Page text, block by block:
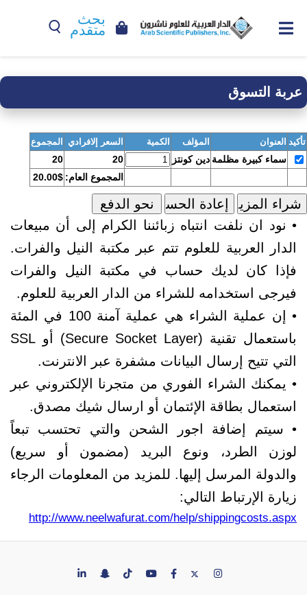
بحث
متقدم
عربة التسوق
تأكيد العنوان المؤلف الكمية السعر إلافرادي المجموع
سماء كبيرة مظلمة دين كونتز 20
20
المجموع العام: 20.00$
• نود ان نلفت انتباه زبائننا الكرام إلى أن مبيعات
الدار العربية للعلوم تتم عبر مكتبة النيل والفرات.
فإذا كان لديك حساب في مكتبة النيل والفرات
فيرجى استخدامه للشراء من الدار العربية للعلوم.
• إن عملية الشراء هي عملية آمنة 100 في المئة
باستعمال تقنية (Secure Socket Layer) أو SSL
التي تتيح إرسال البيانات مشفرة عبر الانترنت.
• يمكنك الشراء الفوري من متجرنا الإلكتروني عبر
استعمال بطاقة الإئتمان أو ارسال شيك مصدق.
• سيتم إضافة اجور الشحن والتي تحتسب تبعاً
لوزن الطرد، ونوع البريد (مضمون أو سريع)
والدولة المرسل إليها. للمزيد من المعلومات الرجاء
زيارة الإرتباط التالي:
http://www.neelwafurat.com/help/shippingcosts.aspx